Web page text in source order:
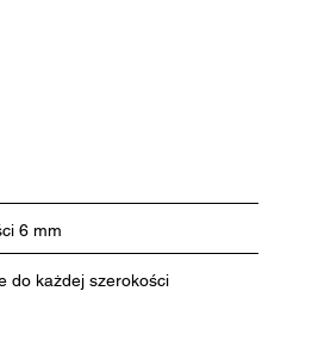
6 mm
do każdej szerokości